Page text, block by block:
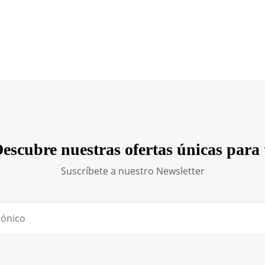
nuestras ofertas únicas para
Suscríbete a nuestro Newsletter